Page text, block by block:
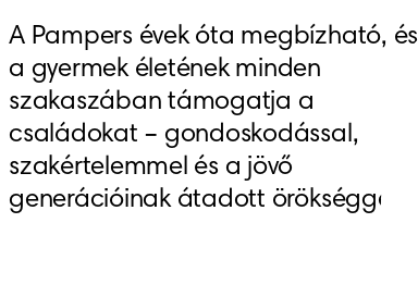
A Pampers évek óta megbízható, és
a gyermek életének minden
szakaszában támogatja a
családokat – gondoskodással,
szakértelemmel és a jövő
generációinak átadott örökséggel.